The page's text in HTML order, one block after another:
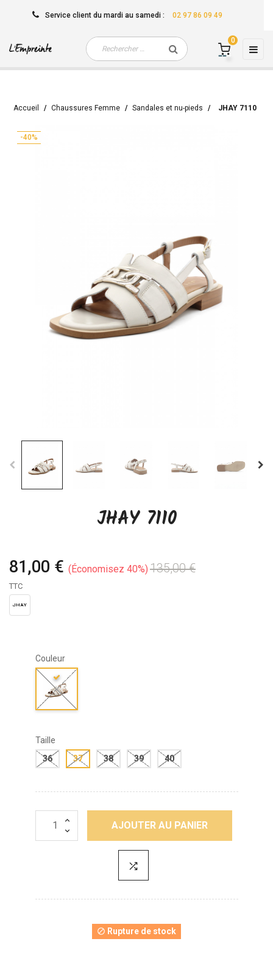
Service client du mardi au samedi : 02 97 86 09 49
☰
0
Accueil Chaussures Femme Sandales et nu-pieds JHAY 7110
-40%
JHAY 7110
81,00 € Économisez 40% 135,00 €
TTC
Couleur
Taille
36
37 38 39 40
AJOUTER AU PANIER
 Rupture de stock